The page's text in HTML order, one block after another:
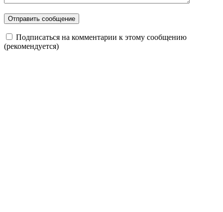
Подписаться на комментарии к этому сообщению
(рекомендуется)